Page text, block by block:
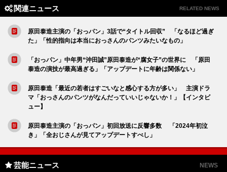
関連ニュース RELATED NEWS
原田泰造主演の「おっパン」3話で“タイトル回収” 「なるほど過ぎ
た」「性的指向は本当におっさんのパンツみたいなもの」
「おっパン」中年男“沖田誠”原田泰造が“腐女子”の世界に 「原田
泰造の演技が最高過ぎる」「アップデートに年齢は関係ない」
原田泰造「最近の若者はすごいなと感心する方が多い」 主演ドラ
マ「おっさんのパンツがなんだっていいじゃないか！」【インタビ
ュー】
原田泰造主演の「おっパン」初回放送に反響多数 「2024年初泣
き」「全おじさんが見てアップデートすべし」
芸能ニュース NEWS